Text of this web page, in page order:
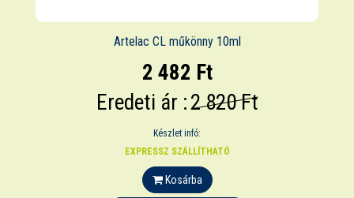
Artelac CL műkönny 10ml
2 482 Ft
Eredeti ár :2 820 Ft
Készlet infó:
EXPRESSZ SZÁLLÍTHATÓ
Kosárba